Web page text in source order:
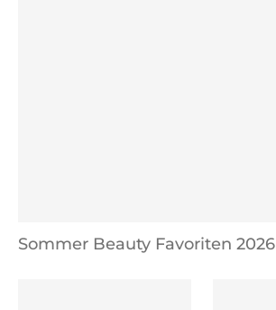
Sommer Beauty Favoriten 2026